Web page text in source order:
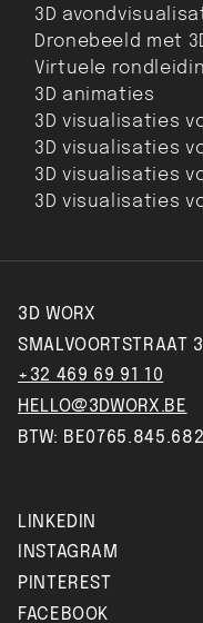
3D
Dronebeeld met
Virtuele
3D animaties
3D visualisaties
3D visualisaties
3D visualisaties
3D visualisaties
3D WORX
SMALVOORTSTRAAT
+32 469 69 91 10
HELLO@3DWORX.BE
BTW: BE0765.845.682
LINKEDIN
INSTAGRAM
PINTEREST
FACEBOOK